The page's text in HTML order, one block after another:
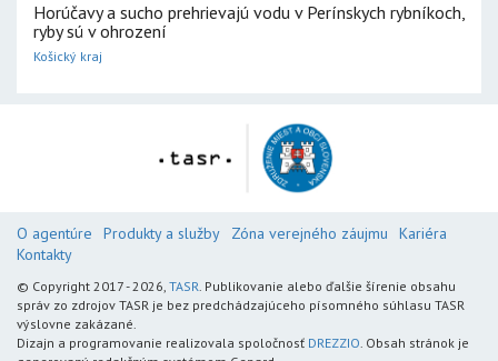
Horúčavy a sucho prehrievajú vodu v Perínskych rybníkoch,
ryby sú v ohrození
Košický kraj
O agentúre Produkty a služby Zóna verejného záujmu
Kariéra
Kontakty
© Copyright 2017 - 2026, TASR. Publikovanie alebo ďalšie šírenie obsahu
správ zo zdrojov TASR je bez predchádzajúceho písomného súhlasu TASR
výslovne zakázané.
Dizajn a programovanie realizovala spoločnosť DREZZIO. Obsah stránok je